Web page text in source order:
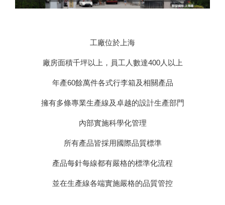
工廠位於上海
廠房面積千坪以上，員工人數達400人以上
年產60餘萬件各式行李箱及相關產品
擁有多條專業生產線及卓越的設計生產部門
內部實施科學化管理
所有產品皆採用國際品質標準
產品每針每線都有嚴格的標準化流程
並在生產線各端實施嚴格的品質管控